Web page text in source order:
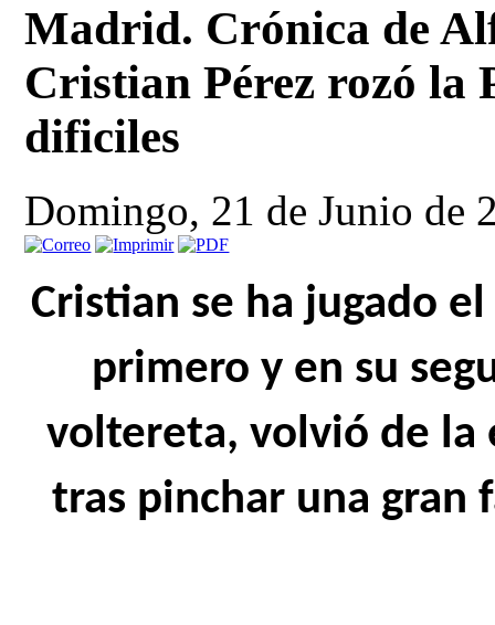
Madrid. Crónica de
Cristian Pérez rozó la
dificiles
Domingo, 21 de Junio de
Cristian se ha jugado
primero y en su
voltereta, volvió de la
tras pinchar una gran